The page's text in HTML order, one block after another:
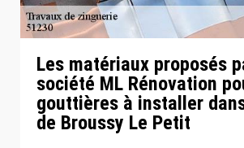
Les matériaux proposés
société ML Rénovation
gouttières à installer
de Broussy Le Petit